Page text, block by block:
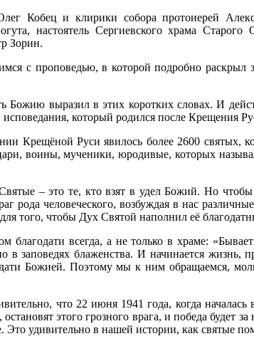
Кобец и клирики собора протоиерей
настоятель Сергиевского храма
Зорин.
с проповедью, в которой подробно раскрыл
выразил в этих коротких словах. И
который родился после Крещения
Крещёной Руси явилось более 2600
воины, мученики, юродивые, которых
– это те, кто взят в удел Божий. Но
рода человеческого, возбуждая в нас
того, чтобы Дух Святой наполнил её
всегда, а не только в храме:
заповедях блаженства. И начинается
Божией. Поэтому мы к ним обращаемся,
что 22 июня 1941 года, когда началась
этого грозного врага, и победа будет
Это удивительно в нашей истории, как святые